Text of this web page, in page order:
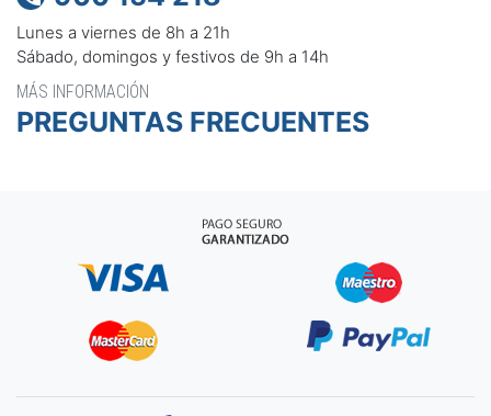
Lunes a viernes de 8h a 21h
Sábado, domingos y festivos de 9h a 14h
MÁS INFORMACIÓN
PREGUNTAS FRECUENTES